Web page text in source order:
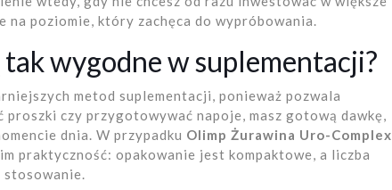
na poziomie, który zachęca do wypróbowania.
tak wygodne w suplementacji?
metod suplementacji, ponieważ pozwala
proszki czy przygotowywać napoje, masz gotową dawkę,
dnia. W przypadku Olimp Żurawina Uro-Complex
praktyczność: opakowanie jest kompaktowe, a liczba
stosowanie.